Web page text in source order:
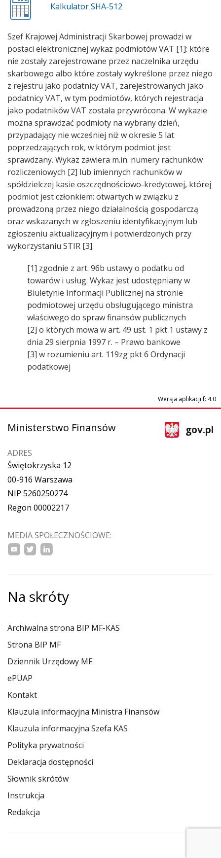
Kalkulator SHA-512
Szef Krajowej Administracji Skarbowej prowadzi w
postaci elektronicznej wykaz podmiotów VAT [1]: które
nie zostały zarejestrowane przez naczelnika urzędu
skarbowego albo które zostały wykreślone przez niego
z rejestru jako podatnicy VAT, zarejestrowanych jako
podatnicy VAT, w tym podmiotów, których rejestracja
jako podatników VAT została przywrócona. W wykazie
można sprawdzać podmioty na wybrany dzień,
przypadający nie wcześniej niż w okresie 5 lat
poprzedzających rok, w którym podmiot jest
sprawdzany. Wykaz zawiera m.in. numery rachunków
rozliczeniowych [2] lub imiennych rachunków w
spółdzielczej kasie oszczędnościowo-kredytowej, której
podmiot jest członkiem: otwartych w związku z
prowadzoną przez niego działalnością gospodarczą
oraz wskazanych w zgłoszeniu identyfikacyjnym lub
zgłoszeniu aktualizacyjnym i potwierdzonych przy
wykorzystaniu STIR [3].
[1] zgodnie z art. 96b ustawy o podatku od
towarów i usług. Wykaz jest udostępniany w
Biuletynie Informacji Publicznej na stronie
podmiotowej urzędu obsługującego ministra
właściwego do spraw finansów publicznych
[2] o których mowa w art. 49 ust. 1 pkt 1 ustawy z
dnia 29 sierpnia 1997 r. – Prawo bankowe
[3] w rozumieniu art. 119zg pkt 6 Ordynacji
podatkowej
Wersja aplikacji f: 4.0
Ministerstwo Finansów gov.pl
ADRES
Świętokrzyska 12
00-916 Warszawa
NIP 5260250274
Regon 00002217
MEDIA SPOŁECZNOŚCIOWE:
Na skróty
Archiwalna strona BIP MF-KAS
Strona BIP MF
Dziennik Urzędowy MF
ePUAP
Kontakt
Klauzula informacyjna Ministra Finansów
Klauzula informacyjna Szefa KAS
Polityka prywatności
Deklaracja dostępności
Słownik skrótów
Instrukcja
Redakcja